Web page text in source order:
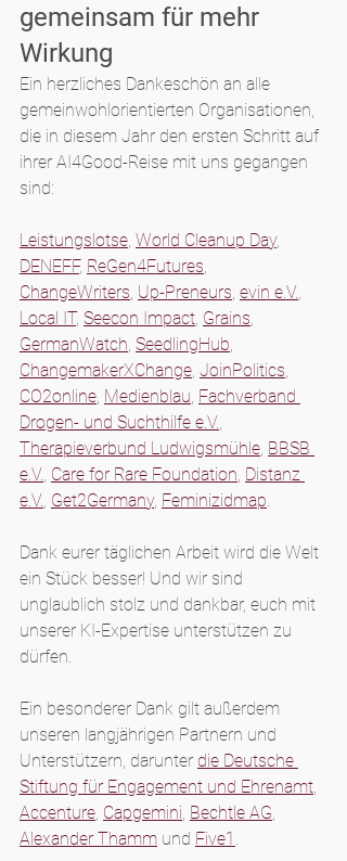
gemeinsam für mehr
Wirkung
Ein herzliches Dankeschön an alle
gemeinwohlorientierten Organisationen,
die in diesem Jahr den ersten Schritt auf
ihrer AI4Good-Reise mit uns gegangen
sind:
Leistungslotse World Cleanup Day,
DENEFF, ReGen4Futures
ChangeWriters Up-Preneurs evin e.V.
Local IT, Seecon Impact Grains
GermanWatch SeedlingHub
ChangemakerXChange JoinPolitics
CO2online Medienblau Fachverband
Drogen- und Suchthilfe e.V.
Therapieverbund Ludwigsmühle BBSB
e.V. Care for Rare Foundation Distanz
e.V. Get2Germany, Feminizidmap
Dank eurer täglichen Arbeit wird die Welt
ein Stück besser! Und wir sind
unglaublich stolz und dankbar, euch mit
unserer KI-Expertise unterstützen zu
dürfen.
Ein besonderer Dank gilt außerdem
unseren langjährigen Partnern und
Unterstützern, darunter die Deutsche
Stiftung für Engagement und Ehrenamt
Accenture Capgemini Bechtle AG
Alexander Thamm und Five1